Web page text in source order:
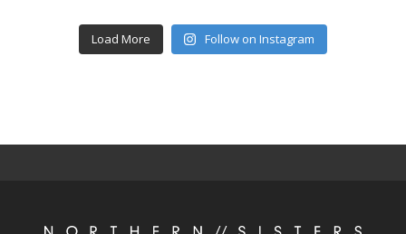
Load More Follow on Instagram